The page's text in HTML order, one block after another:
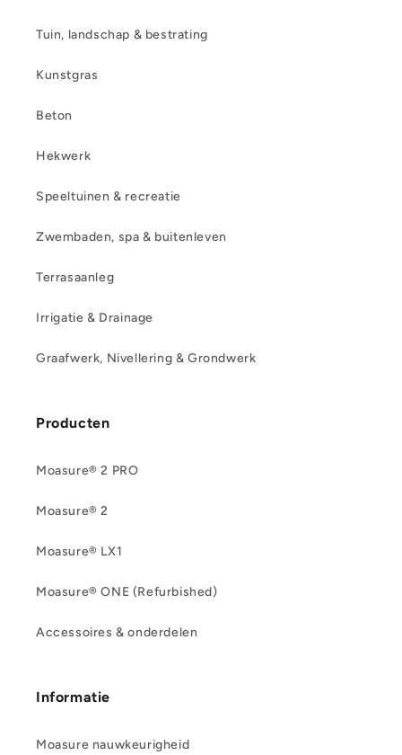
Tuin, landschap & bestrating
Kunstgras
Beton
Hekwerk
Speeltuinen & recreatie
Zwembaden, spa & buitenleven
Terrasaanleg
Irrigatie & Drainage
Graafwerk, Nivellering & Grondwerk
Producten
Moasure® 2 PRO
Moasure® 2
Moasure® LX1
Moasure® ONE (Refurbished)
Accessoires & onderdelen
Informatie
Moasure nauwkeurigheid